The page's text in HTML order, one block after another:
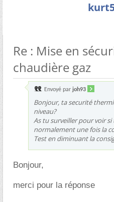
Re : Mise en
chaudière gaz
Envoyé par joh93
Bonjour, ta securité
niveau?
As tu surveiller pour voir
normalement une fois la
Test en diminuant la
Bonjour,
merci pour la réponse